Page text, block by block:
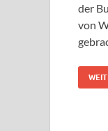
der
von